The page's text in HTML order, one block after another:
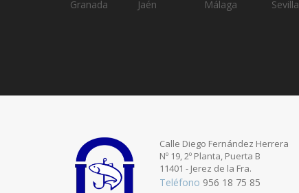
Granada
Jaén Málaga Sevilla
Calle Diego Fernández Herrera
Nº 19, 2º Planta, Puerta B
11401 - Jerez de la Fra.
Teléfono 956 18 75 85